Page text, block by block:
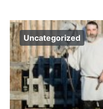
Uncategorized